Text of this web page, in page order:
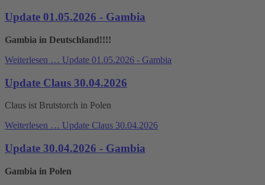
Update 01.05.2026 - Gambia
Gambia in Deutschland!!!!
Weiterlesen … Update 01.05.2026 - Gambia
Update Claus 30.04.2026
Claus ist Brutstorch in Polen
Weiterlesen … Update Claus 30.04.2026
Update 30.04.2026 - Gambia
Gambia in Polen